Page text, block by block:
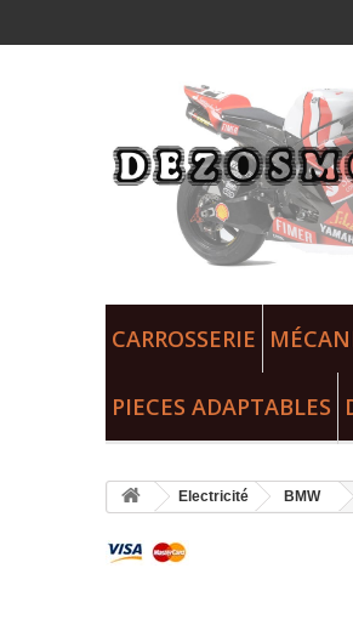
CARROSSERIE
PIECES ADAPTABLES
Electricité BMW